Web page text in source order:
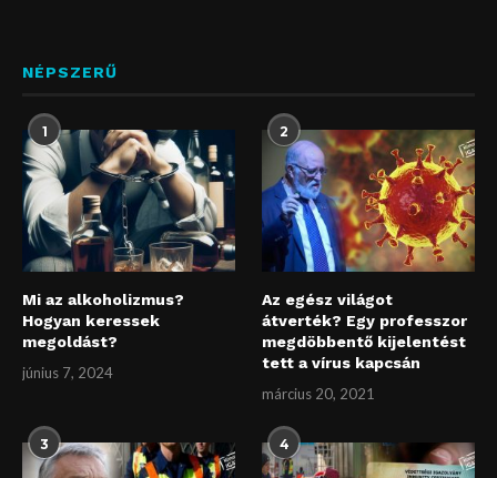
NÉPSZERŰ
1
Mi az alkoholizmus?
Hogyan keressek
megoldást?
június 7, 2024
2
Az egész világot
átverték? Egy professzor
megdöbbentő kijelentést
tett a vírus kapcsán
március 20, 2021
3 4